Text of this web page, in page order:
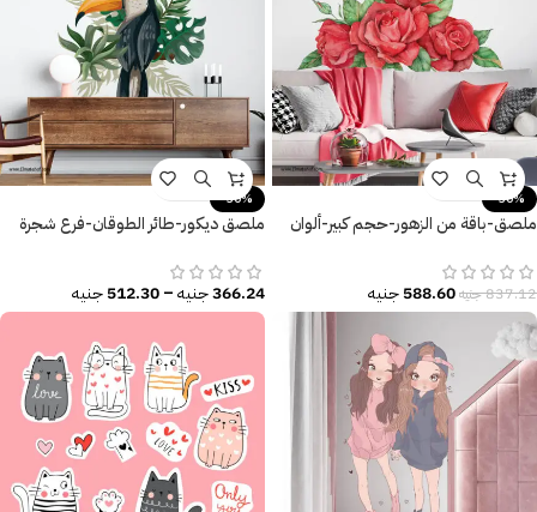
-30%
ملصق-باقة من الزهور-حجم كبير-ألوان
837.12جنيه588.60جنيه
-30%
ملصق ديكور-طائر الطوقان-فرع شجرة
366.24جنيه–
512.30جنيه